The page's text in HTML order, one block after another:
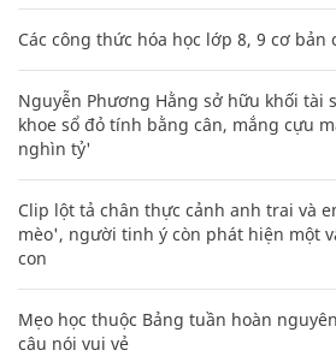
Các công thức hóa học lớp 8, 9 cơ bản
Nguyễn Phương Hằng sở hữu khối tài
khoe sổ đỏ tính bằng cân, mắng cựu
nghìn tỷ'
Clip lột tả chân thực cảnh anh trai và
mèo', người tinh ý còn phát hiện một
con
Mẹo học thuộc Bảng tuần hoàn
câu nói vui vẻ